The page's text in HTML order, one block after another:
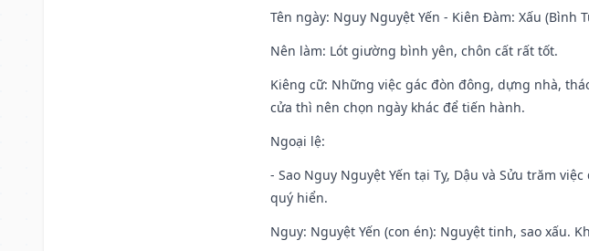
Tên ngày: Nguy Nguyệt Yến - Kiên Đàm: Xấu
Nên làm: Lót giường bình yên, chôn cất rất tốt.
Kiêng cữ: Những việc gác đòn đông, dựng nhà,
cửa thì nên chọn ngày khác để tiến hành.
Ngoại lệ:
- Sao Nguy Nguyệt Yến tại Tỵ, Dậu và Sửu trăm
quý hiển.
Nguy: Nguyệt Yến (con én): Nguyệt tinh, sao xấu.